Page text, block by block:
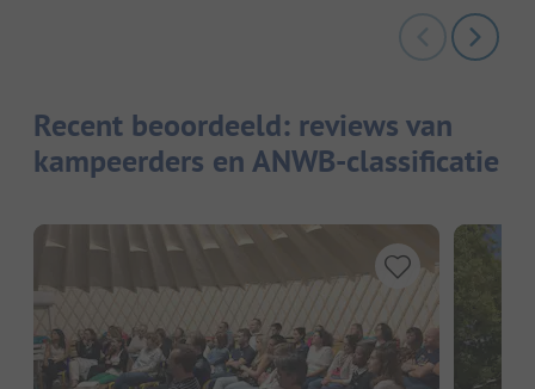
Recent beoordeeld: reviews van
kampeerders en ANWB-classificatie